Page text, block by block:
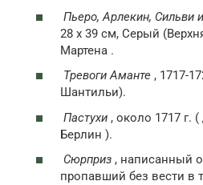
Пьеро, Арлекин, Сильви
28 х 39 см, Серый
Мартена .
Тревоги Аманте , 1717-
Шантильи).
Пастухи , около 1717 г.
Берлин ).
Сюрприз , написанный
пропавший без вести в